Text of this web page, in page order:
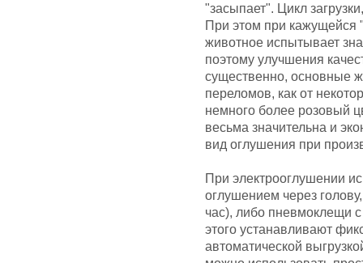
"засыпает". Цикл
При этом при кажущейся
животное испытывает
поэтому улучшения
существенно, основные
переломов, как от
немного более розовый
весьма значительна и
вид оглушения при
При электрооглушении
оглушением через
час), либо пневмоклещи
этого устанавливают
автоматической